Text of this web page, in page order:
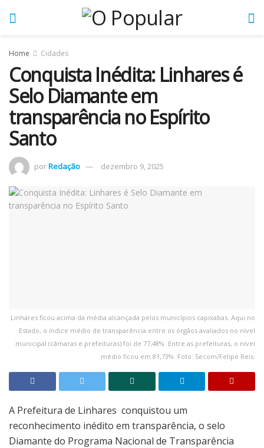
Home Cidades
Conquista Inédita: Linhares é
Selo Diamante em
transparência no Espírito
Santo
porRedação dezembro 9, 2025
Linhares ficou acima da média alcançada pelos municípios capixabas. Aqui no
Estado, o índice médio de transparência entre os órgãos avaliados no nível
municipal (câmaras e prefeituras) foi de 77,48%. Entre as prefeituras, o nível
médio ficou em 81,73%. Foto: Secom/Felipe Reis.
A Prefeitura de Linhares conquistou um
reconhecimento inédito em transparência, o selo
Diamante do Programa Nacional de Transparência